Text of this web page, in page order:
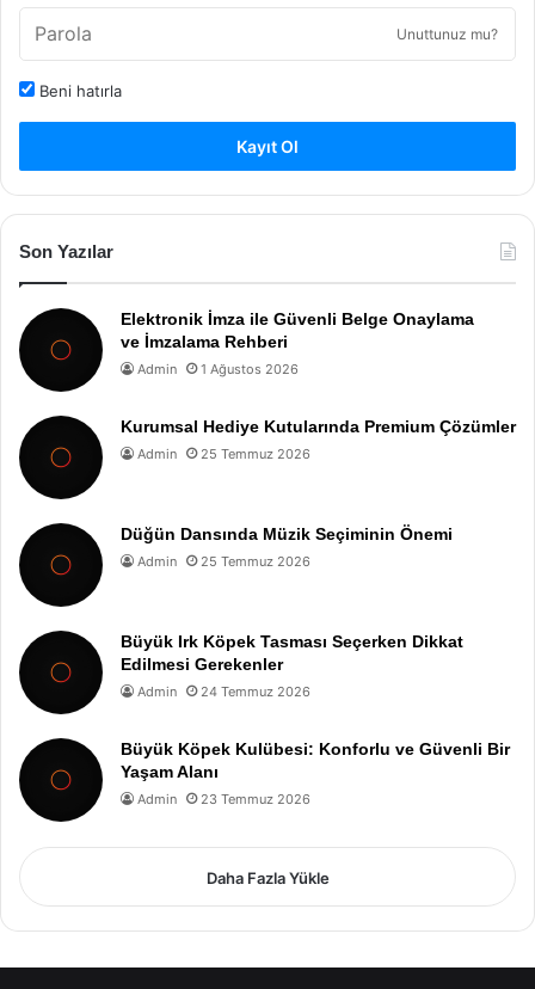
Unuttunuz mu?
Beni hatırla
Kayıt Ol
Son Yazılar
Elektronik İmza ile Güvenli Belge Onaylama
ve İmzalama Rehberi
Admin 1 Ağustos 2026
Kurumsal Hediye Kutularında Premium Çözümler
Admin 25 Temmuz 2026
Düğün Dansında Müzik Seçiminin Önemi
Admin 25 Temmuz 2026
Büyük Irk Köpek Tasması Seçerken Dikkat
Edilmesi Gerekenler
Admin 24 Temmuz 2026
Büyük Köpek Kulübesi: Konforlu ve Güvenli Bir
Yaşam Alanı
Admin 23 Temmuz 2026
Daha Fazla Yükle